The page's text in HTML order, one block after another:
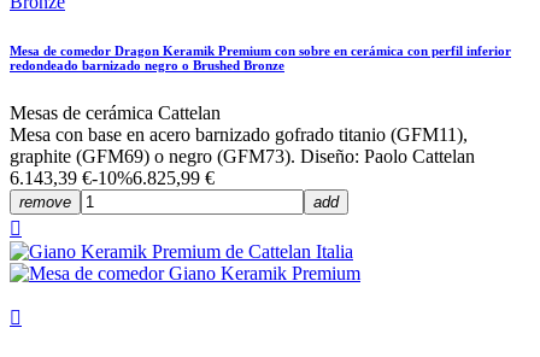
Mesa de comedor Dragon Keramik Premium con sobre en cerámica con perfil inferior
redondeado barnizado negro o Brushed Bronze
Mesas de cerámica Cattelan
Mesa con base en acero barnizado gofrado titanio (GFM11),
graphite (GFM69) o negro (GFM73). Diseño: Paolo Cattelan
6.143,39 €-10%6.825,99 €
remove add

